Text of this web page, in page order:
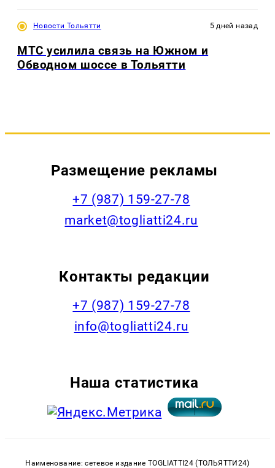
Новости Тольятти 5 дней назад
МТС усилила связь на Южном и
Обводном шоссе в Тольятти
Размещение рекламы
+7 (987) 159-27-78
market@togliatti24.ru
Контакты редакции
+7 (987) 159-27-78
info@togliatti24.ru
Наша статистика
Наименование: сетевое издание TOGLIATTI24 (ТОЛЬЯТТИ24)